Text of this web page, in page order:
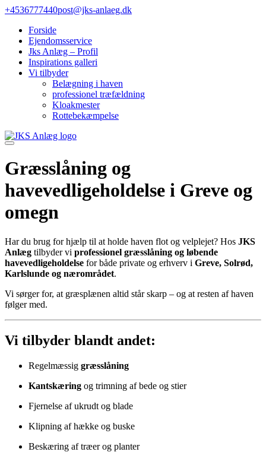
Gå
indhold
+4536777440post@jks-anlaeg.dk
Forside
Ejendomsservice
Jks Anlæg – Profil
Inspirations galleri
Vi tilbyder
Belægning i haven
professionel træfældning
Kloakmester
Rottebekæmpelse
Græsslåning og
havevedligeholdelse i Greve og
omegn
Har du brug for hjælp til at holde haven flot og velplejet? Hos JKS
Anlæg tilbyder vi professionel græsslåning og løbende
havevedligeholdelse for både private og erhverv i Greve, Solrød,
Karlslunde og nærområdet.
Vi sørger for, at græsplænen altid står skarp – og at resten af haven
følger med.
Vi tilbyder blandt andet:
Regelmæssig græsslåning
Kantskæring og trimning af bede og stier
Fjernelse af ukrudt og blade
Klipning af hække og buske
Beskæring af træer og planter